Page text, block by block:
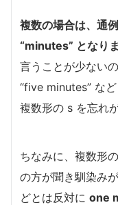
複数の場合は、通
“minutes” となりま
言うことが少ない
“five minutes” な
複数形の s を忘れ
ちなみに、複数形
の方が聞き馴染み
どとは反対に one